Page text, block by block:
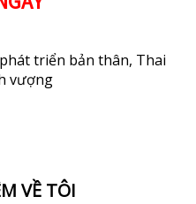
phát triển bản thân, Thai
vượng
VỀ TÔI